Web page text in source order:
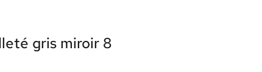
gris miroir 8